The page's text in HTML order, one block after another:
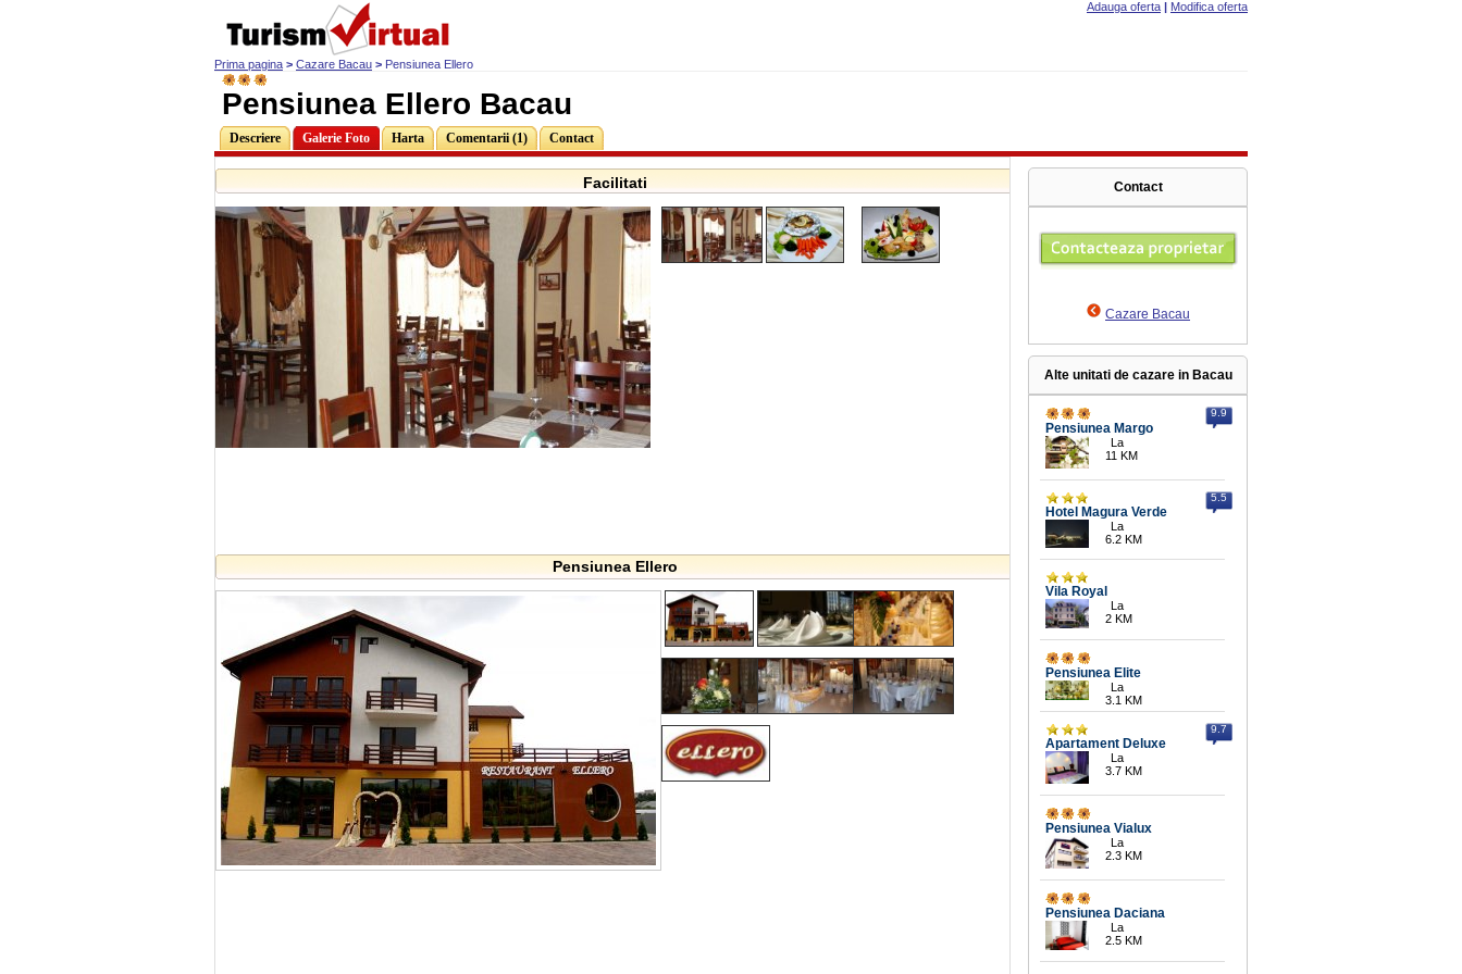
Prima pagina > Cazare Bacau > Pensiunea Ellero
Adauga oferta | Modifica oferta
Pensiunea Ellero Bacau
Descriere Galerie Foto Harta Comentarii (1) Contact
Facilitati
Pensiunea Ellero
Contact
Cazare Bacau
Alte unitati de cazare in Bacau
Pensiunea Margo
9.9
La
11 KM
Hotel Magura Verde
5.5
La
6.2 KM
Vila Royal
La
2 KM
Pensiunea Elite
La
3.1 KM
Apartament Deluxe
9.7
La
3.7 KM
Pensiunea Vialux
La
2.3 KM
Pensiunea Daciana
La
2.5 KM